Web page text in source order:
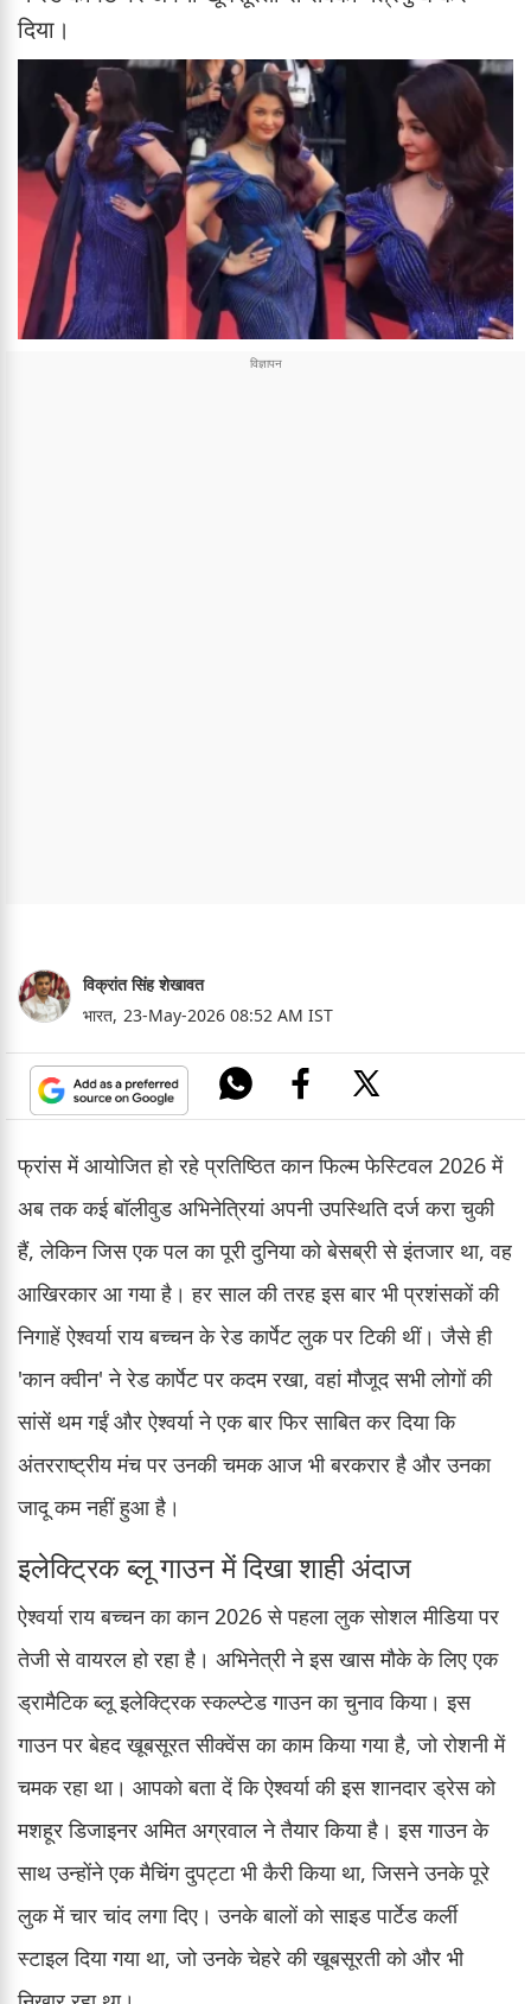
दिया।
विक्रांत सिंह शेखावत
भारत, 23-May-2026 08:52 AM IST
फ्रांस में आयोजित हो रहे प्रतिष्ठित कान फिल्म फेस्टिवल 2026 में
अब तक कई बॉलीवुड अभिनेत्रियां अपनी उपस्थिति दर्ज करा चुकी
हैं, लेकिन जिस एक पल का पूरी दुनिया को बेसब्री से इंतजार था, वह
आखिरकार आ गया है। हर साल की तरह इस बार भी प्रशंसकों की
निगाहें ऐश्वर्या राय बच्चन के रेड कार्पेट लुक पर टिकी थीं। जैसे ही
'कान क्वीन' ने रेड कार्पेट पर कदम रखा, वहां मौजूद सभी लोगों की
सांसें थम गईं और ऐश्वर्या ने एक बार फिर साबित कर दिया कि
अंतरराष्ट्रीय मंच पर उनकी चमक आज भी बरकरार है और उनका
जादू कम नहीं हुआ है।
इलेक्ट्रिक ब्लू गाउन में दिखा शाही अंदाज
ऐश्वर्या राय बच्चन का कान 2026 से पहला लुक सोशल मीडिया पर
तेजी से वायरल हो रहा है। अभिनेत्री ने इस खास मौके के लिए एक
ड्रामैटिक ब्लू इलेक्ट्रिक स्कल्प्टेड गाउन का चुनाव किया। इस
गाउन पर बेहद खूबसूरत सीक्वेंस का काम किया गया है, जो रोशनी में
चमक रहा था। आपको बता दें कि ऐश्वर्या की इस शानदार ड्रेस को
मशहूर डिजाइनर अमित अग्रवाल ने तैयार किया है। इस गाउन के
साथ उन्होंने एक मैचिंग दुपट्टा भी कैरी किया था, जिसने उनके पूरे
लुक में चार चांद लगा दिए। उनके बालों को साइड पार्टेड कर्ली
स्टाइल दिया गया था, जो उनके चेहरे की खूबसूरती को और भी